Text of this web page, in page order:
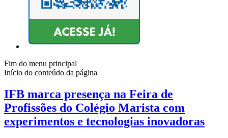
Fim do menu principal
Início do conteúdo da página
IFB marca presença na Feira de
Profissões do Colégio Marista com
experimentos e tecnologias inovadoras